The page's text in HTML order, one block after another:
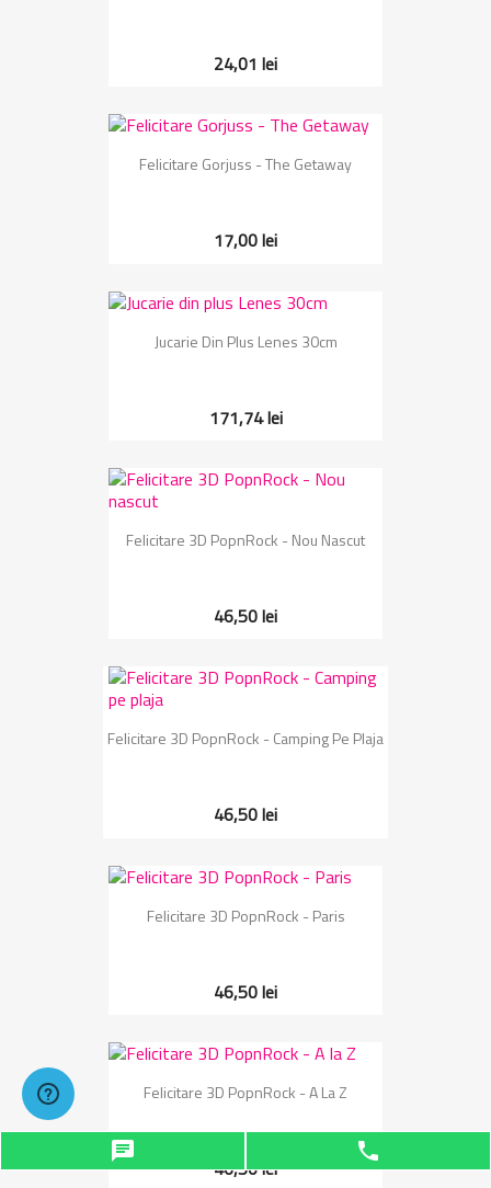
24,01 lei
Felicitare Gorjuss - The Getaway
17,00 lei
Jucarie Din Plus Lenes 30cm
171,74 lei
Felicitare 3D PopnRock - Nou Nascut
46,50 lei
Felicitare 3D PopnRock - Camping Pe Plaja
46,50 lei
Felicitare 3D PopnRock - Paris
46,50 lei
Felicitare 3D PopnRock - A La Z
46,50 lei
chat phone